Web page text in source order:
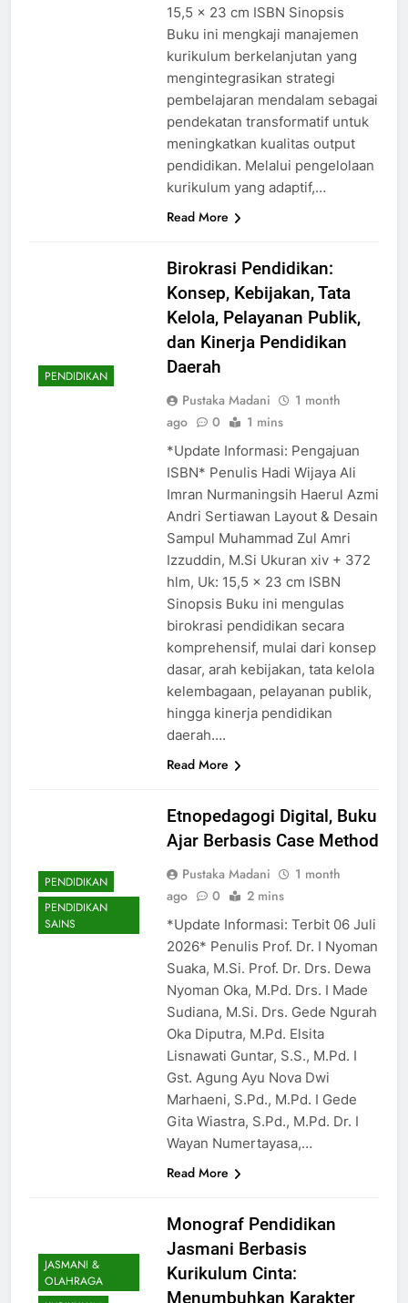
15,5 x 23 cm ISBN Sinopsis
Buku ini mengkaji manajemen
kurikulum berkelanjutan yang
mengintegrasikan strategi
pembelajaran mendalam sebagai
pendekatan transformatif untuk
meningkatkan kualitas output
pendidikan. Melalui pengelolaan
kurikulum yang adaptif,…
Read More
PENDIDIKAN
Birokrasi Pendidikan:
Konsep, Kebijakan, Tata
Kelola, Pelayanan Publik,
dan Kinerja Pendidikan
Daerah
Pustaka Madani
1 month
ago
0 1 mins
*Update Informasi: Pengajuan
ISBN* Penulis Hadi Wijaya Ali
Imran Nurmaningsih Haerul Azmi
Andri Sertiawan Layout & Desain
Sampul Muhammad Zul Amri
Izzuddin, M.Si Ukuran xiv + 372
hlm, Uk: 15,5 x 23 cm ISBN
Sinopsis Buku ini mengulas
birokrasi pendidikan secara
komprehensif, mulai dari konsep
dasar, arah kebijakan, tata kelola
kelembagaan, pelayanan publik,
hingga kinerja pendidikan
daerah….
Read More
PENDIDIKAN
PENDIDIKAN
SAINS
Etnopedagogi Digital, Buku
Ajar Berbasis Case Method
Pustaka Madani
1 month
ago
0 2 mins
*Update Informasi: Terbit 06 Juli
2026* Penulis Prof. Dr. I Nyoman
Suaka, M.Si. Prof. Dr. Drs. Dewa
Nyoman Oka, M.Pd. Drs. I Made
Sudiana, M.Si. Drs. Gede Ngurah
Oka Diputra, M.Pd. Elsita
Lisnawati Guntar, S.S., M.Pd. I
Gst. Agung Ayu Nova Dwi
Marhaeni, S.Pd., M.Pd. I Gede
Gita Wiastra, S.Pd., M.Pd. Dr. I
Wayan Numertayasa,…
Read More
JASMANI &
OLAHRAGA
Monograf Pendidikan
Jasmani Berbasis
Kurikulum Cinta:
Menumbuhkan Karakter